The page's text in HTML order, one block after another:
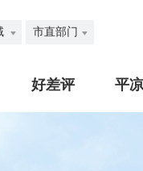
市直部门
好差评 平